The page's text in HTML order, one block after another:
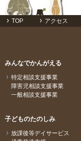
TOP アクセス
みんなでかんがえる
特定相談支援事業
障害児相談支援事業
一般相談支援事業
子どものたのしみ
放課後等デイサービス